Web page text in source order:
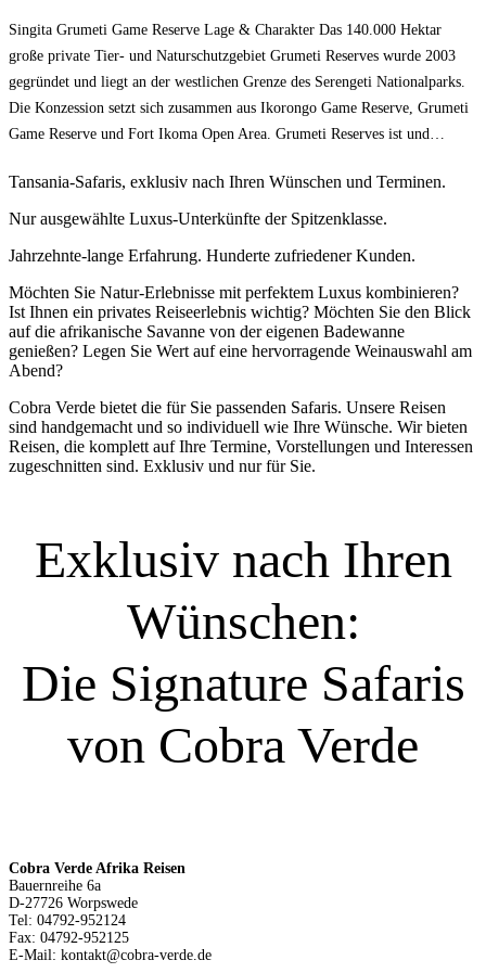
Singita Grumeti Game Reserve Lage & Charakter Das 140.000 Hektar
große private Tier- und Naturschutzgebiet Grumeti Reserves wurde 2003
gegründet und liegt an der westlichen Grenze des Serengeti Nationalparks.
Die Konzession setzt sich zusammen aus Ikorongo Game Reserve, Grumeti
Game Reserve und Fort Ikoma Open Area. Grumeti Reserves ist und…
Tansania-Safaris, exklusiv nach Ihren Wünschen und Terminen.
Nur ausgewählte Luxus-Unterkünfte der Spitzenklasse.
Jahrzehnte-lange Erfahrung. Hunderte zufriedener Kunden.
Möchten Sie Natur-Erlebnisse mit perfektem Luxus kombinieren?
Ist Ihnen ein privates Reiseerlebnis wichtig? Möchten Sie den Blick
auf die afrikanische Savanne von der eigenen Badewanne
genießen? Legen Sie Wert auf eine hervorragende Weinauswahl am
Abend?
Cobra Verde bietet die für Sie passenden Safaris. Unsere Reisen
sind handgemacht und so individuell wie Ihre Wünsche. Wir bieten
Reisen, die komplett auf Ihre Termine, Vorstellungen und Interessen
zugeschnitten sind. Exklusiv und nur für Sie.
Exklusiv nach Ihren
Wünschen:
Die Signature Safaris
von Cobra Verde
Cobra Verde Afrika Reisen
Bauernreihe 6a
D-27726 Worpswede
Tel: 04792-952124
Fax: 04792-952125
E-Mail: kontakt@cobra-verde.de